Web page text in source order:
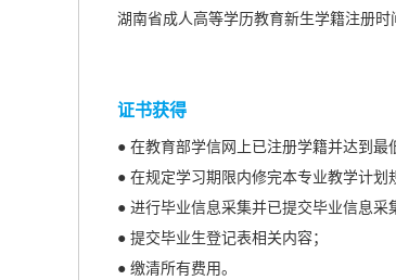
湖南省成人高等学历教育新生学籍注册
证书获得
● 在教育部学信网上已注册学籍并达到最
● 在规定学习期限内修完本专业教学计划
● 进行毕业信息采集并已提交毕业信息采
● 提交毕业生登记表相关内容；
● 缴清所有费用。